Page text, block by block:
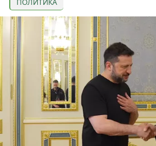
ПОЛИТИКА